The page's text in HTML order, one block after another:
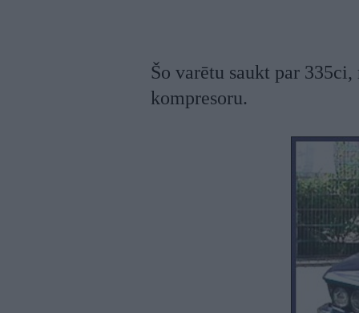
Šo varētu saukt par
kompresoru.